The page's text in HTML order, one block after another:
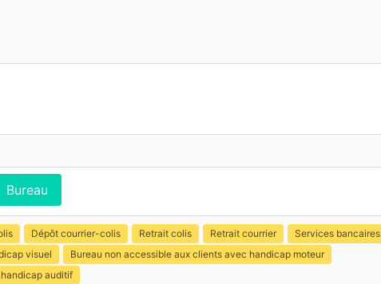
Bureau
Dépôt courrier-colis Retrait colis Retrait courrier Services bancaires
visuel
Bureau non accessible aux clients avec handicap moteur
auditif